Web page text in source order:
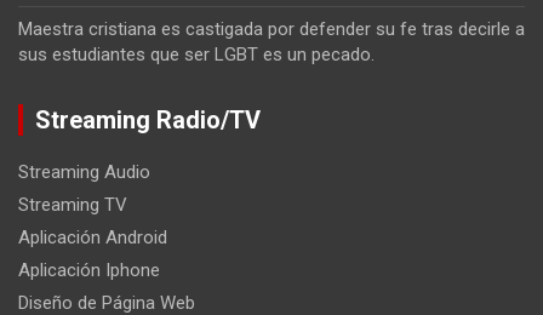
Maestra cristiana es castigada por defender su fe tras decirle a
sus estudiantes que ser LGBT es un pecado.
Streaming Radio/TV
Streaming Audio
Streaming TV
Aplicación Android
Aplicación Iphone
Diseño de Página Web